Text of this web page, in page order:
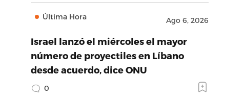
Última Hora Ago 6, 2026
Israel lanzó el miércoles el mayor
número de proyectiles en Líbano
desde acuerdo, dice ONU
0